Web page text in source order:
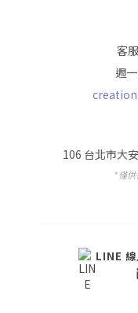
客
週
106 台北市大
* 僅
LINE